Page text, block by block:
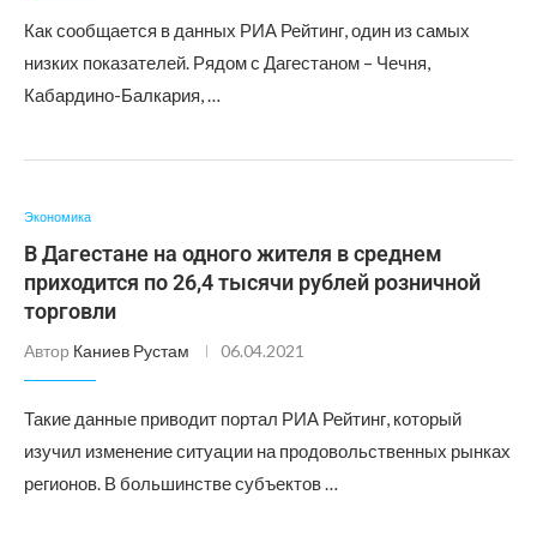
Как сообщается в данных РИА Рейтинг, один из самых
низких показателей. Рядом с Дагестаном – Чечня,
Кабардино-Балкария, …
Экономика
В Дагестане на одного жителя в среднем
приходится по 26,4 тысячи рублей розничной
торговли
Автор Каниев Рустам 06.04.2021
Такие данные приводит портал РИА Рейтинг, который
изучил изменение ситуации на продовольственных рынках
регионов. В большинстве субъектов …